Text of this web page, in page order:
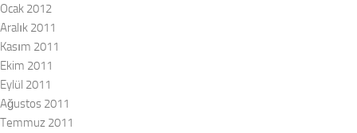
Ocak 2012
Aralık 2011
Kasım 2011
Ekim 2011
Eylül 2011
Ağustos 2011
Temmuz 2011